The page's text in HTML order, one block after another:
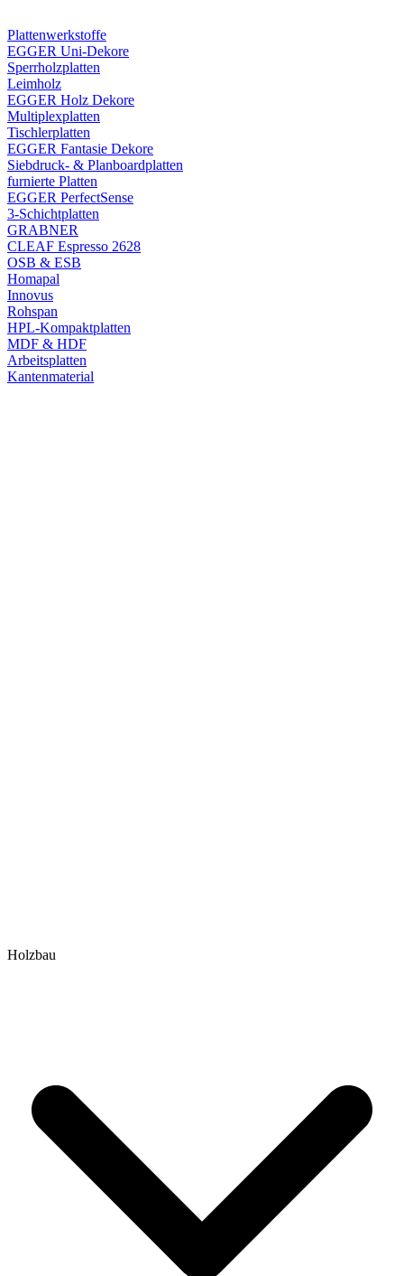
Plattenwerkstoffe
EGGER Uni-Dekore
Sperrholzplatten
Leimholz
EGGER Holz Dekore
Multiplexplatten
Tischlerplatten
EGGER Fantasie Dekore
Siebdruck- & Planboardplatten
furnierte Platten
EGGER PerfectSense
3-Schichtplatten
GRABNER
CLEAF Espresso 2628
OSB & ESB
Homapal
Innovus
Rohspan
HPL-Kompaktplatten
MDF & HDF
Arbeitsplatten
Kantenmaterial
Holzbau